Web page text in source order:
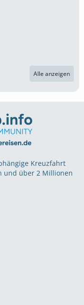
Alle anzeigen
Kreuzfahrt
und über 2 Millionen